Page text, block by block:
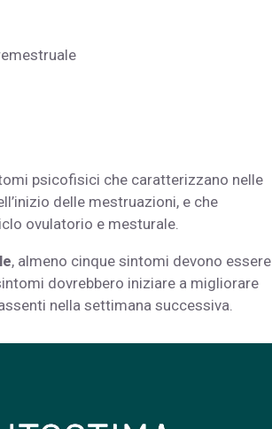
psicofisici che caratterizzano nelle
delle mestruazioni, e che
ovulatorio e mesturale.
, almeno cinque sintomi devono essere
dovrebbero iniziare a migliorare
nella settimana successiva.